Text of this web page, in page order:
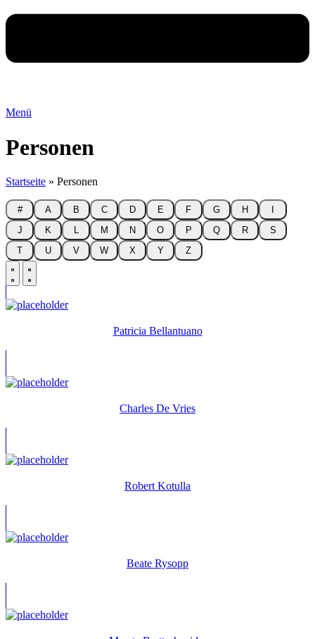
Menü
Personen
Startseite » Personen
# A B C D E F G H
J
K M N O P Q R
S
T
U V W X Y Z
Patricia Bellantuano
Charles De Vries
Robert Kotulla
Beate Rysopp